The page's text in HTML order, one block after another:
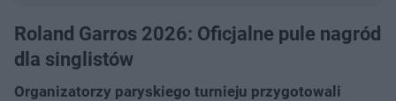
Roland Garros 2026: Oficjalne pule nagród
dla singlistów
Organizatorzy paryskiego turnieju przygotowali